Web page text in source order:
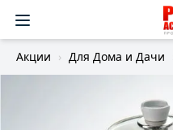
Акции Для Дома и Дачи